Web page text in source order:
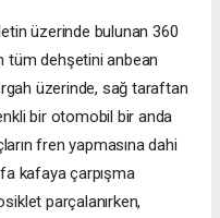
üzerinde bulunan 360
tüm dehşetini anbean
üzerinde, sağ taraftan
bir otomobil bir anda
fren yapmasına dahi
kafaya çarpışma
parçalanırken,